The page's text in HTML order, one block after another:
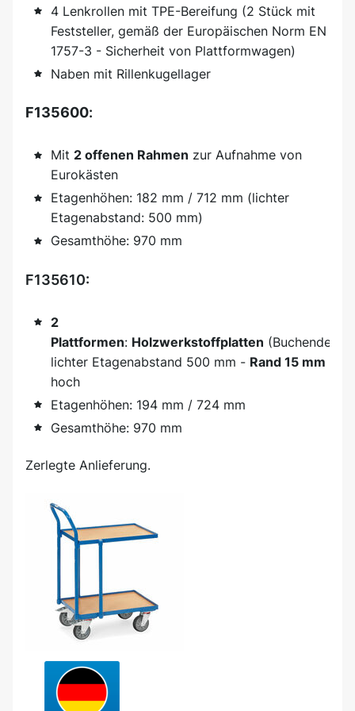
4 Lenkrollen mit TPE-Bereifung (2 Stück mit
Feststeller, gemäß der Europäischen Norm EN
1757-3 - Sicherheit von Plattformwagen)
Naben mit Rillenkugellager
F135600:
Mit 2 offenen Rahmen zur Aufnahme von
Eurokästen
Etagenhöhen: 182 mm / 712 mm (lichter
Etagenabstand: 500 mm)
Gesamthöhe: 970 mm
F135610:
2
Plattformen: Holzwerkstoffplatten (Buchendekor,
lichter Etagenabstand 500 mm - Rand 15 mm
hoch
Etagenhöhen: 194 mm / 724 mm
Gesamthöhe: 970 mm
Zerlegte Anlieferung.